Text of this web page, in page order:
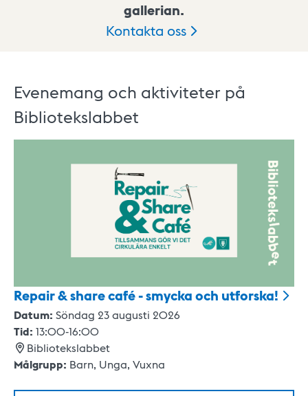
gallerian.
Kontakta oss
Evenemang och aktiviteter på
Bibliotekslabbet
Repair & share café - smycka och utforska!
Datum: Söndag 23 augusti 2026
Tid: 13:00-16:00
Bibliotekslabbet
Målgrupp: Barn, Unga, Vuxna